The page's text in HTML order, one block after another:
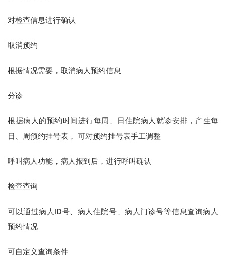
对检查信息进行确认
取消预约
根据情况需要，取消病人预约信息
分诊
根据病人的预约时间进行每周、日住院病人就诊安排，产生每
日、周预约挂号表， 可对预约挂号表手工调整
呼叫病人功能，病人报到后，进行呼叫确认
检查查询
可以通过病人ID号、病人住院号、病人门诊号等信息查询病人
预约情况
可自定义查询条件